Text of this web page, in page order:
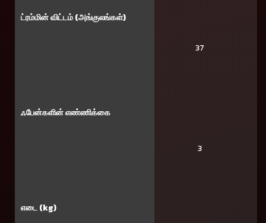
ட்ரம்மின் விட்டம் (அங்குலங்கள்)
ஃபேன்களின் எண்ணிக்கை
எடை (kg)
37
3